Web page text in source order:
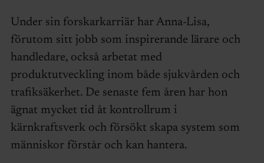
Under sin forskarkarriär har Anna-Lisa,
förutom sitt jobb som inspirerande lärare och
handledare, också arbetat med
produktutveckling inom både sjukvården och
trafiksäkerhet. De senaste fem åren har hon
ägnat mycket tid åt kontrollrum i
kärnkraftsverk och försökt skapa system som
människor förstår och kan hantera.